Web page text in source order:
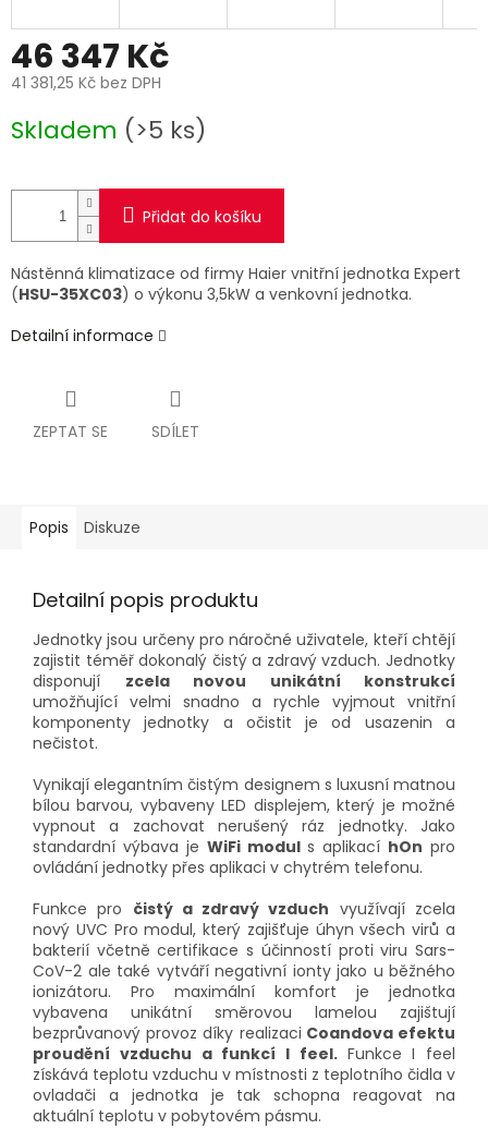
46 347 Kč
41 381,25 Kč bez DPH
cena:
Skladem (>5 ks)
Přidat do košíku
Nástěnná klimatizace od firmy Haier vnitřní jednotka Expert
(HSU-35XC03) o výkonu 3,5kW a venkovní jednotka.
Detailní informace
ZEPTAT SE SDÍLET
Popis Diskuze
Detailní popis produktu
Jednotky jsou určeny pro náročné uživatele, kteří chtějí
zajistit téměř dokonalý čistý a zdravý vzduch. Jednotky
disponují zcela novou unikátní konstrukcí
umožňující velmi snadno a rychle vyjmout vnitřní
komponenty jednotky a očistit je od usazenin a
nečistot.
Vynikají elegantním čistým designem s luxusní matnou
bílou barvou, vybaveny LED displejem, který je možné
vypnout a zachovat nerušený ráz jednotky. Jako
standardní výbava je WiFi moduls aplikací hOn pro
ovládání jednotky přes aplikaci v chytrém telefonu.
Funkce pro čistý a zdravý vzduch využívají zcela
nový UVC Pro modul, který zajišťuje úhyn všech virů a
bakterií včetně certifikace s účinností proti viru Sars-
CoV-2 ale také vytváří negativní ionty jako u běžného
ionizátoru. Pro maximální komfort je jednotka
vybavena unikátní směrovou lamelou zajištují
bezprůvanový provoz díky realizaci Coandova efektu
proudění vzduchu a funkcí I feel. Funkce I feel
získává teplotu vzduchu v místnosti z teplotního čidla v
ovladači a jednotka je tak schopna reagovat na
aktuální teplotu v pobytovém pásmu.